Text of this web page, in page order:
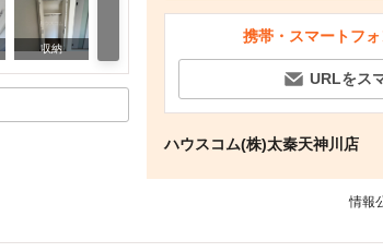
収納 洗面設備
携帯・スマートフ
URLをス
ハウスコム(株)太秦天神川店
情報